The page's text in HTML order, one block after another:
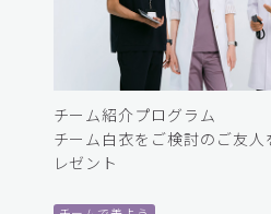
チーム紹介プログラム
チーム白衣をご検討のご友
レゼント